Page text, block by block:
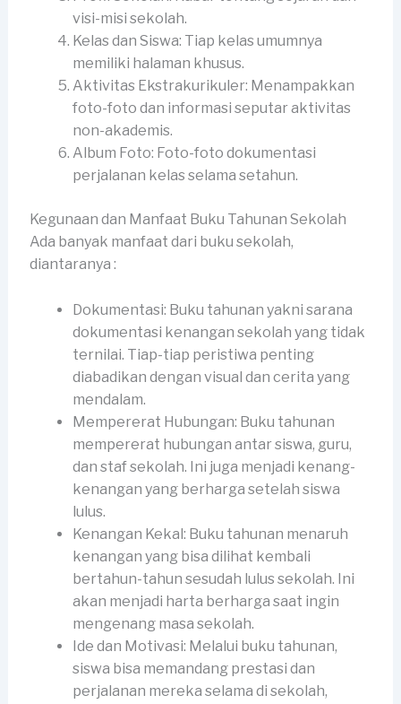
visi-misi sekolah.
Kelas dan Siswa: Tiap kelas umumnya
memiliki halaman khusus.
Aktivitas Ekstrakurikuler: Menampakkan
foto-foto dan informasi seputar aktivitas
non-akademis.
Album Foto: Foto-foto dokumentasi
perjalanan kelas selama setahun.
Kegunaan dan Manfaat Buku Tahunan Sekolah
Ada banyak manfaat dari buku sekolah,
diantaranya :
Dokumentasi: Buku tahunan yakni sarana
dokumentasi kenangan sekolah yang tidak
ternilai. Tiap-tiap peristiwa penting
diabadikan dengan visual dan cerita yang
mendalam.
Mempererat Hubungan: Buku tahunan
mempererat hubungan antar siswa, guru,
dan staf sekolah. Ini juga menjadi kenang-
kenangan yang berharga setelah siswa
lulus.
Kenangan Kekal: Buku tahunan menaruh
kenangan yang bisa dilihat kembali
bertahun-tahun sesudah lulus sekolah. Ini
akan menjadi harta berharga saat ingin
mengenang masa sekolah.
Ide dan Motivasi: Melalui buku tahunan,
siswa bisa memandang prestasi dan
perjalanan mereka selama di sekolah,